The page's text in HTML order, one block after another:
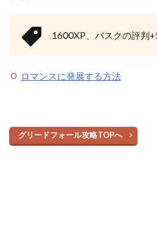
1600XP、バスクの評判
ロマンスに発展する方法
グリードフォール攻略TOPへ